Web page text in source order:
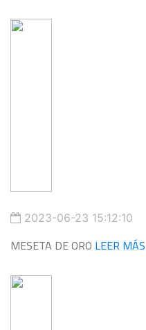
2023-06-23 15:12:10
MESETA DE ORO LEER MÁS